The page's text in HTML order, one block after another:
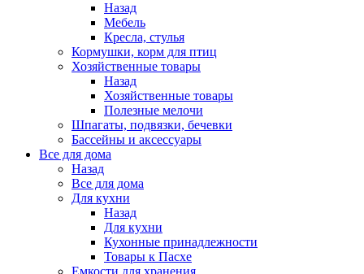
Назад
Мебель
Кресла, стулья
Кормушки, корм для птиц
Хозяйственные товары
Назад
Хозяйственные товары
Полезные мелочи
Шпагаты, подвязки, бечевки
Бассейны и аксессуары
Все для дома
Назад
Все для дома
Для кухни
Назад
Для кухни
Кухонные принадлежности
Товары к Пасхе
Емкости для хранения